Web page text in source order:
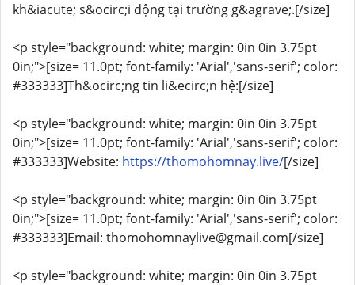
kh&iacute; s&ocirc;i động tại trường g&agrave;.[/size]
<p style="background: white; margin: 0in 0in 3.75pt
0in;">[size= 11.0pt; font-family: 'Arial','sans-serif'; color:
#333333]Th&ocirc;ng tin li&ecirc;n hệ:[/size]
<p style="background: white; margin: 0in 0in 3.75pt
0in;">[size= 11.0pt; font-family: 'Arial','sans-serif'; color:
#333333]Website: https://thomohomnay.live/[/size]
<p style="background: white; margin: 0in 0in 3.75pt
0in;">[size= 11.0pt; font-family: 'Arial','sans-serif'; color:
#333333]Email: thomohomnaylive@gmail.com[/size]
<p style="background: white; margin: 0in 0in 3.75pt